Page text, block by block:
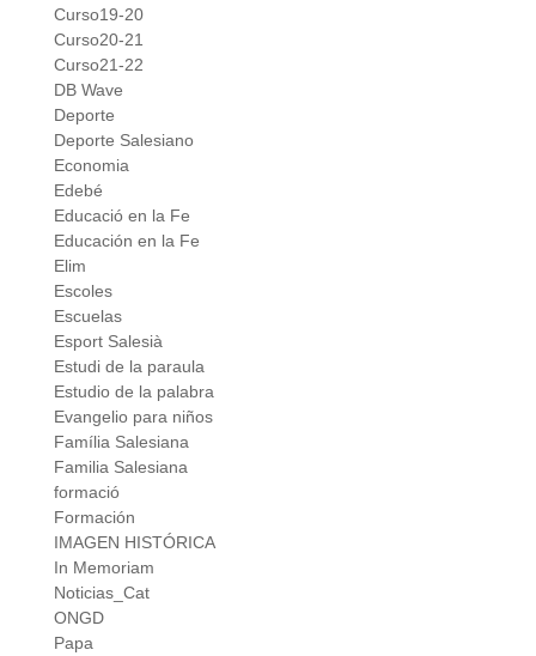
Curso19-20
Curso20-21
Curso21-22
DB Wave
Deporte
Deporte Salesiano
Economia
Edebé
Educació en la Fe
Educación en la Fe
Elim
Escoles
Escuelas
Esport Salesià
Estudi de la paraula
Estudio de la palabra
Evangelio para niños
Família Salesiana
Familia Salesiana
formació
Formación
IMAGEN HISTÓRICA
In Memoriam
Noticias_Cat
ONGD
Papa